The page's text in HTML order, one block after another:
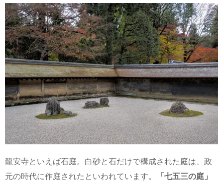
龍安寺といえば石庭。白砂と石だけで構成された庭は、政
元の時代に作庭されたといわれています。
「七五三の庭」